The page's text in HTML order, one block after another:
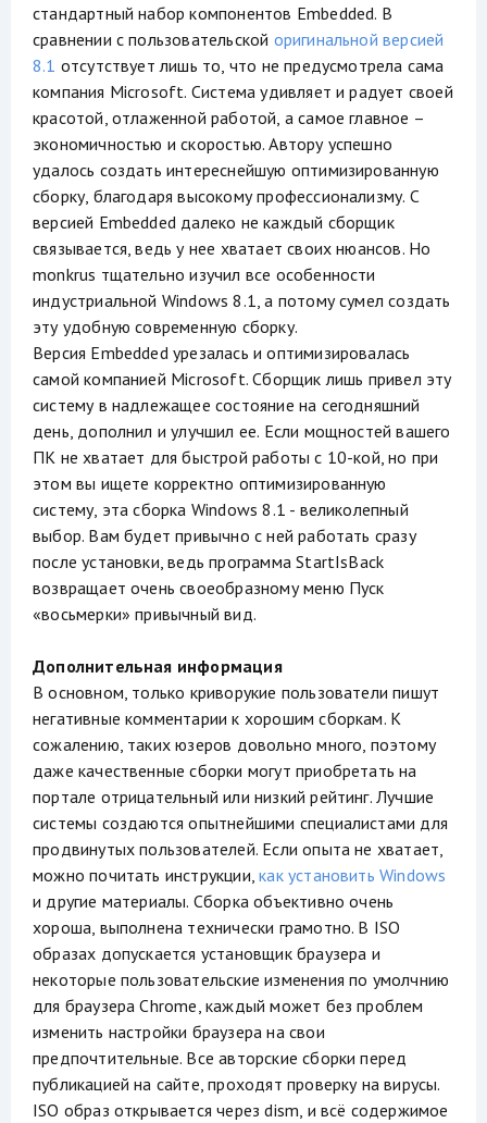
стандартный набор компонентов Embedded. В
сравнении с пользовательской оригинальной версией
8.1 отсутствует лишь то, что не предусмотрела сама
компания Microsoft. Система удивляет и радует своей
красотой, отлаженной работой, а самое главное –
экономичностью и скоростью. Автору успешно
удалось создать интереснейшую оптимизированную
сборку, благодаря высокому профессионализму. С
версией Embedded далеко не каждый сборщик
связывается, ведь у нее хватает своих нюансов. Но
monkrus тщательно изучил все особенности
индустриальной Windows 8.1, а потому сумел создать
эту удобную современную сборку.
Версия Embedded урезалась и оптимизировалась
самой компанией Microsoft. Сборщик лишь привел эту
систему в надлежащее состояние на сегодняшний
день, дополнил и улучшил ее. Если мощностей вашего
ПК не хватает для быстрой работы с 10-кой, но при
этом вы ищете корректно оптимизированную
систему, эта сборка Windows 8.1 - великолепный
выбор. Вам будет привычно с ней работать сразу
после установки, ведь программа StartIsBack
возвращает очень своеобразному меню Пуск
«восьмерки» привычный вид.
Дополнительная информация
В основном, только криворукие пользователи пишут
негативные комментарии к хорошим сборкам. К
сожалению, таких юзеров довольно много, поэтому
даже качественные сборки могут приобретать на
портале отрицательный или низкий рейтинг. Лучшие
системы создаются опытнейшими специалистами для
продвинутых пользователей. Если опыта не хватает,
можно почитать инструкции,как установить Windows
и другие материалы. Сборка объективно очень
хороша, выполнена технически грамотно. В ISO
образах допускается установщик браузера и
некоторые пользовательские изменения по умолчнию
для браузера Chrome, каждый может без проблем
изменить настройки браузера на свои
предпочтительные. Все авторские сборки перед
публикацией на сайте, проходят проверку на вирусы.
ISO образ открывается через dism, и всё содержимое